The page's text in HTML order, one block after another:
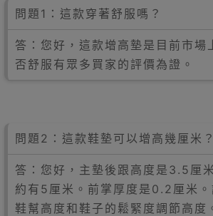
問題1：這款穿著舒服嗎？
答：您好，這款增高墊是目前市場
否舒服有眾多買家的評價為證。
問題2：這款鞋墊可以增高幾厘米？
答：您好，主墊後跟高度是3.5厘
約有5厘米。前掌厚度是0.2厘米
鞋幫高度和鞋子的鬆緊度調節高度